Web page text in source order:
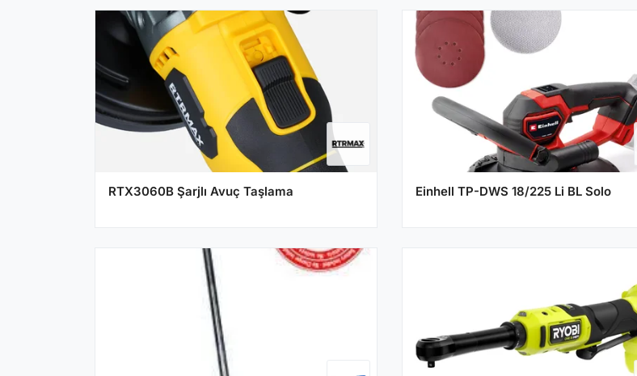
RTX3060B Şarjlı Avuç Taşlama Einhell TP-DWS 18/225 Li BL Solo